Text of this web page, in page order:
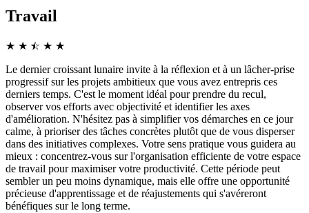
Travail
★ ★ ☆
★ ★ ★
Le dernier croissant lunaire invite à la réflexion et à un lâcher-prise
progressif sur les projets ambitieux que vous avez entrepris ces
derniers temps. C'est le moment idéal pour prendre du recul,
observer vos efforts avec objectivité et identifier les axes
d'amélioration. N'hésitez pas à simplifier vos démarches en ce jour
calme, à prioriser des tâches concrètes plutôt que de vous disperser
dans des initiatives complexes. Votre sens pratique vous guidera au
mieux : concentrez-vous sur l'organisation efficiente de votre espace
de travail pour maximiser votre productivité. Cette période peut
sembler un peu moins dynamique, mais elle offre une opportunité
précieuse d'apprentissage et de réajustements qui s'avéreront
bénéfiques sur le long terme.